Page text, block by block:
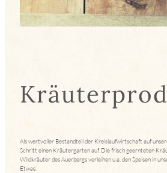
Als wertvoller Bestandteil der Kreislaufwirtschaft auf
Schritt einen Kräutergarten auf. Die frisch geernteten
Wildkräuter des Auerbergs verleihen u.a. den Speisen in
Etwas.